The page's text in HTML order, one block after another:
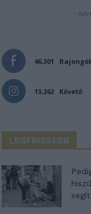
-
46,301
13,262 Követő
LEGFRISSEBB